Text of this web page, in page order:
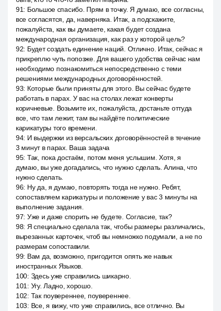
91: Большое спасибо. Прям в точку. Я думаю, все согласны,
все согласятся, да, наверняка. Итак, а подскажите,
пожалуйста, как вы думаете, какая будет создана
международная организация, как раз у которой цель?
92: Будет создать единение наций. Отлично. Итак, сейчас я
прикреплю чуть попозже. Для вашего удобства сейчас нам
необходимо познакомиться непосредственно с теми
решениями международных договорённостей.
93: Которые были приняты для этого. Вы сейчас будете
работать в парах. У вас на столах лежат конверты
коричневые. Возьмите их, пожалуйста, достаньте оттуда
все, что там лежит, там вы найдёте политические
карикатуры того времени.
94: И выдержки из версальских договорённостей в течение
3 минут в парах. Ваша задача
95: Так, пока достаём, потом меня услышим. Хотя, я
думаю, вы уже догадались, что нужно сделать. Алина, что
нужно сделать.
96: Ну да, я думаю, повторять тогда не нужно. Ребят,
сопоставляем карикатуры и положение у вас 3 минуты на
выполнение задания.
97: Уже и даже спорить не будете. Согласие, так?
98: Я специально сделала так, чтобы размеры различались,
вырезанных карточек, чтоб вы немножко подумали, а не по
размерам сопоставили.
99: Вам да, возможно, пригодится опять же навык
иностранных Языков.
100: Здесь уже справились шикарно.
101 : Угу. Ладно, хорошо.
102: Так поувереннее, поувереннее.
103: Все, я вижу, что уже справились, все отлично. Вы